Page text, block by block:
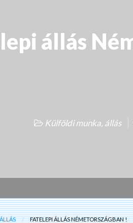
állás
Külföldi munka, állás
FATELEPI ÁLLÁS NÉMETORSZÁGBAN !